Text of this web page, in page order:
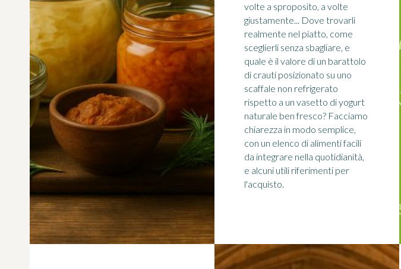
volte a sproposito, a volte
giustamente... Dove trovarli
realmente nel piatto, come
sceglierli senza sbagliare, e
quale è il valore di un barattolo
di crauti posizionato su uno
scaffale non refrigerato
rispetto a un vasetto di yogurt
naturale ben fresco? Facciamo
chiarezza in modo semplice,
con un elenco di alimenti facili
da integrare nella quotidianità,
e alcuni utili riferimenti per
l'acquisto.